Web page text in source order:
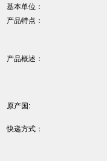
基本单位：
产品特点：
产品概述：
原产国:
快递方式：